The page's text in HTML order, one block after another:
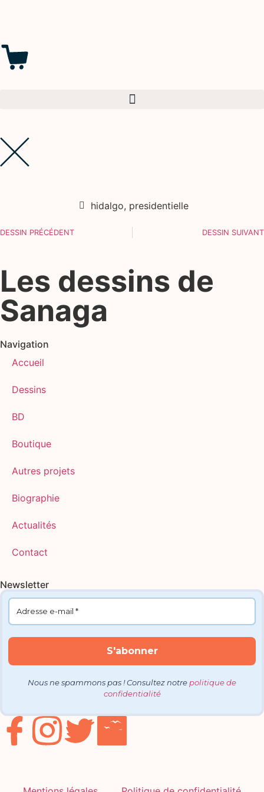
hidalgo, presidentielle
DESSIN PRÉCÉDENT DESSIN SUIVANT
Les dessins de
Sanaga
Navigation
Accueil
Dessins
BD
Boutique
Autres projets
Biographie
Actualités
Contact
Newsletter
Nous ne spammons pas ! Consultez notre politique de
confidentialité